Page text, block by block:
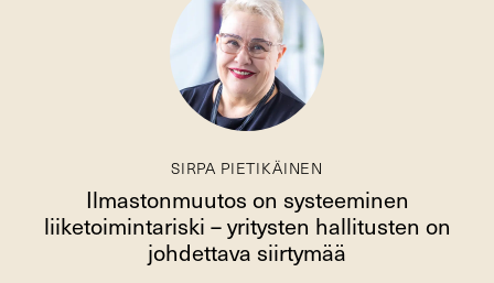
SIRPA PIETIKÄINEN
Ilmastonmuutos on systeeminen
liiketoimintariski – yritysten hallitusten on
johdettava siirtymää